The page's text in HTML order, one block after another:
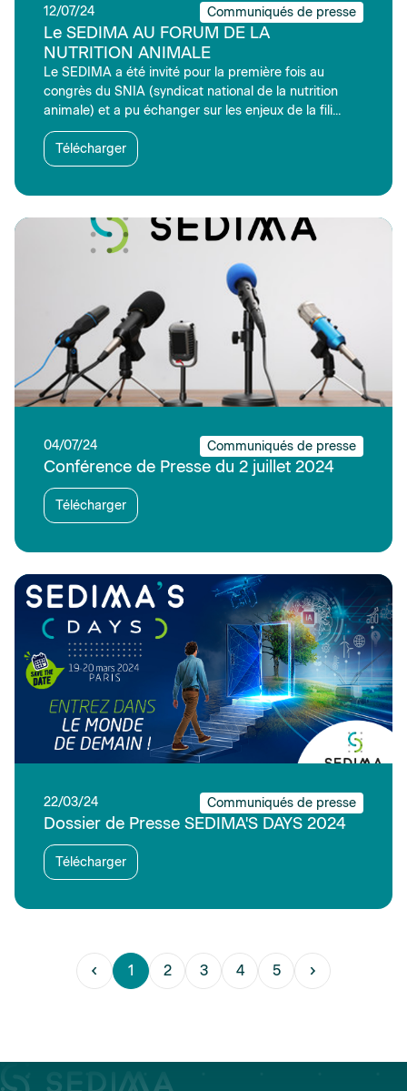
12/07/24 Communiqués de presse
Le SEDIMA AU FORUM DE LA
NUTRITION ANIMALE
Le SEDIMA a été invité pour la première fois au
congrès du SNIA (syndicat national de la nutrition
animale) et a pu échanger sur les enjeux de la fili...
Télécharger
04/07/24 Communiqués de presse
Conférence de Presse du 2 juillet 2024
Télécharger
22/03/24 Communiqués de presse
Dossier de Presse SEDIMA'S DAYS 2024
Télécharger
1 2 3 4 5